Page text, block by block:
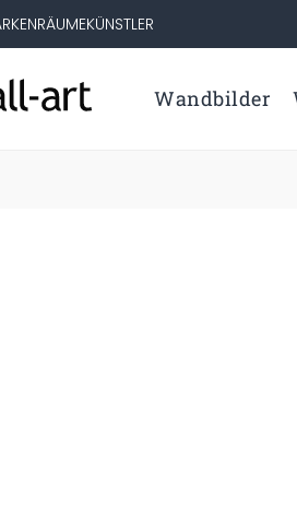
RÄUMEKÜNSTLER
Wandbilder